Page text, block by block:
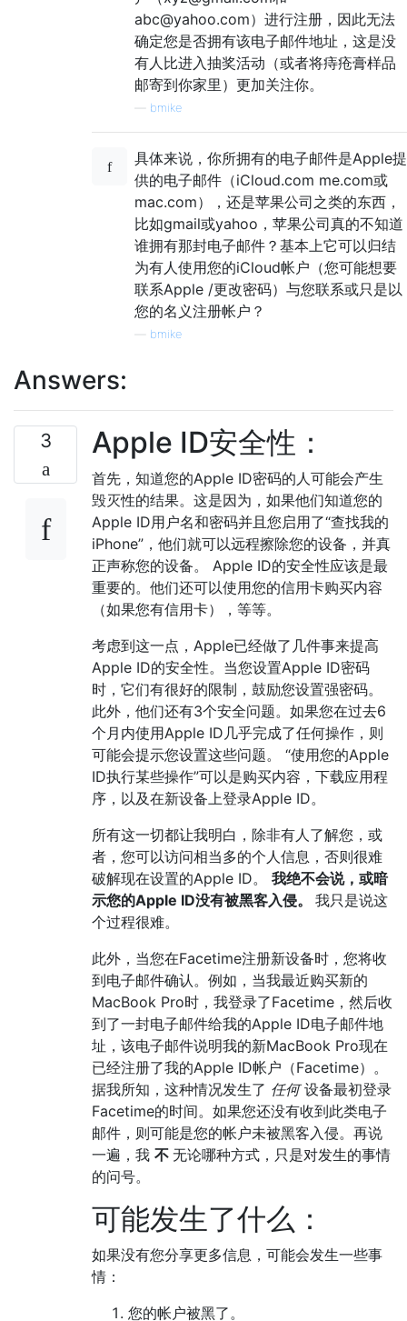
abc@yahoo.com）进行注册，因此无法
确定您是否拥有该电子邮件地址，这是没
有人比进入抽奖活动（或者将痔疮膏样品
邮寄到你家里）更加关注你。
bmike
具体来说，你所拥有的电子邮件是Apple提
供的电子邮件（iCloud.com me.com或
mac.com），还是苹果公司之类的东西，
比如gmail或yahoo，苹果公司真的不知道
谁拥有那封电子邮件？基本上它可以归结
为有人使用您的iCloud帐户（您可能想要
联系Apple /更改密码）与您联系或只是以
您的名义注册帐户？
bmike
Answers:
3 Apple ID安全性：
首先，知道您的Apple ID密码的人可能会产生
毁灭性的结果。这是因为，如果他们知道您的
Apple ID用户名和密码并且您启用了“查找我的
iPhone”，他们就可以远程擦除您的设备，并真
正声称您的设备。 Apple ID的安全性应该是最
重要的。他们还可以使用您的信用卡购买内容
（如果您有信用卡），等等。
考虑到这一点，Apple已经做了几件事来提高
Apple ID的安全性。当您设置Apple ID密码
时，它们有很好的限制，鼓励您设置强密码。
此外，他们还有3个安全问题。如果您在过去6
个月内使用Apple ID几乎完成了任何操作，则
可能会提示您设置这些问题。 “使用您的Apple
ID执行某些操作”可以是购买内容，下载应用程
序，以及在新设备上登录Apple ID。
所有这一切都让我明白，除非有人了解您，或
者，您可以访问相当多的个人信息，否则很难
破解现在设置的Apple ID。 我绝不会说，或暗
示您的Apple ID没有被黑客入侵。 我只是说这
个过程很难。
此外，当您在Facetime注册新设备时，您将收
到电子邮件确认。例如，当我最近购买新的
MacBook Pro时，我登录了Facetime，然后收
到了一封电子邮件给我的Apple ID电子邮件地
址，该电子邮件说明我的新MacBook Pro现在
已经注册了我的Apple ID帐户（Facetime）。
据我所知，这种情况发生了 任何设备最初登录
Facetime的时间。如果您还没有收到此类电子
邮件，则可能是您的帐户未被黑客入侵。再说
一遍，我 不 无论哪种方式，只是对发生的事情
的问号。
可能发生了什么：
如果没有您分享更多信息，可能会发生一些事
情：
您的帐户被黑了。